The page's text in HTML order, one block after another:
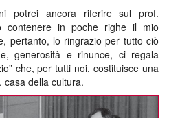
potrei ancora riferire sul prof.
contenere in poche righe il mio
pertanto, lo ringrazio per tutto ciò
generosità e rinunce, ci regala
che, per tutti noi, costituisce una
casa della cultura.